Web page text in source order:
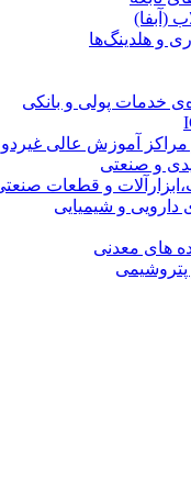
(آبفا)
و هلدینگ‌ها
خدمات پولی و بانکی
آموزش عالی
و صنعتی
و قطعات
دارویی و شیمیایی
های معدنی
پتروشيمی